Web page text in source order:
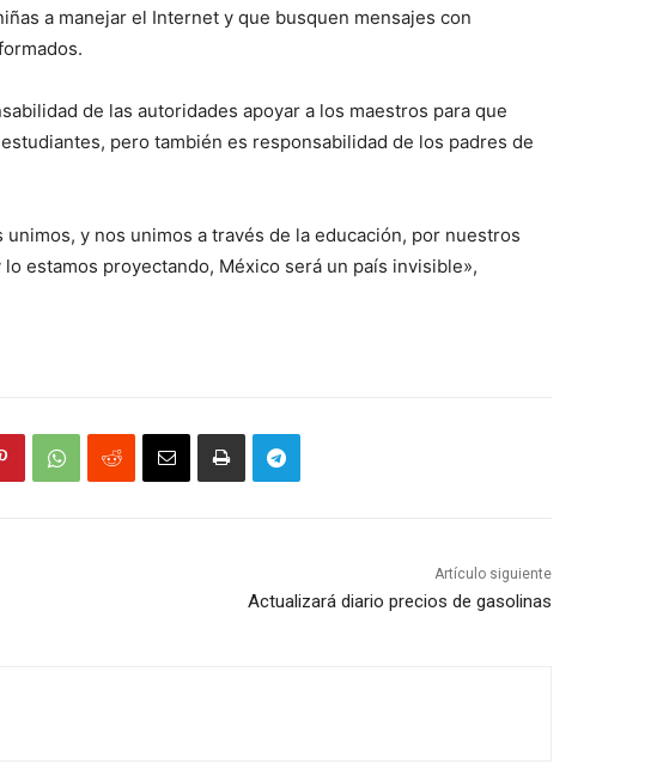
a manejar el Internet y que busquen mensajes con
de las autoridades apoyar a los maestros para que
pero también es responsabilidad de los padres de
y nos unimos a través de la educación, por nuestros
estamos proyectando, México será un país invisible»,
Artículo siguiente
Actualizará diario precios de gasolinas